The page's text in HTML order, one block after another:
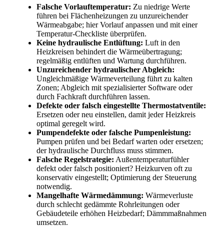
Falsche Vorlauftemperatur: Zu niedrige Werte
führen bei Flächenheizungen zu unzureichender
Wärmeabgabe; hier Vorlauf anpassen und mit einer
Temperatur-Checkliste überprüfen.
Keine hydraulische Entlüftung: Luft in den
Heizkreisen behindert die Wärmeübertragung;
regelmäßig entlüften und Wartung durchführen.
Unzureichender hydraulischer Abgleich:
Ungleichmäßige Wärmeverteilung führt zu kalten
Zonen; Abgleich mit spezialisierter Software oder
durch Fachkraft durchführen lassen.
Defekte oder falsch eingestellte Thermostatventile:
Ersetzen oder neu einstellen, damit jeder Heizkreis
optimal geregelt wird.
Pumpendefekte oder falsche Pumpenleistung:
Pumpen prüfen und bei Bedarf warten oder ersetzen;
der hydraulische Durchfluss muss stimmen.
Falsche Regelstrategie: Außentemperaturfühler
defekt oder falsch positioniert? Heizkurven oft zu
konservativ eingestellt; Optimierung der Steuerung
notwendig.
Mangelhafte Wärmedämmung: Wärmeverluste
durch schlecht gedämmte Rohrleitungen oder
Gebäudeteile erhöhen Heizbedarf; Dämmmaßnahmen
umsetzen.